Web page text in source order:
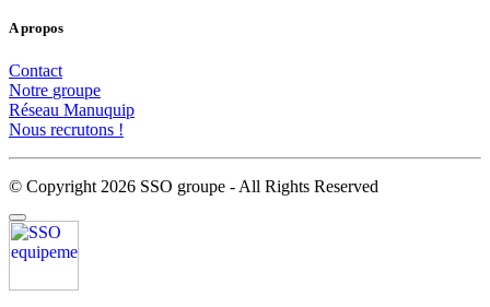
A propos
Contact
Notre groupe
Réseau Manuquip
Nous recrutons !
© Copyright 2026 SSO groupe - All Rights Reserved